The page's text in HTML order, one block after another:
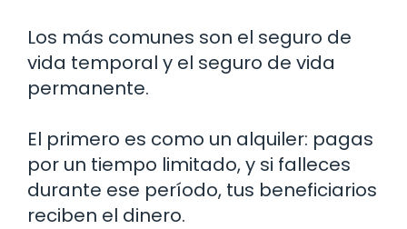
Los más comunes son el seguro de
vida temporal y el seguro de vida
permanente.
El primero es como un alquiler: pagas
por un tiempo limitado, y si falleces
durante ese período, tus beneficiarios
reciben el dinero.